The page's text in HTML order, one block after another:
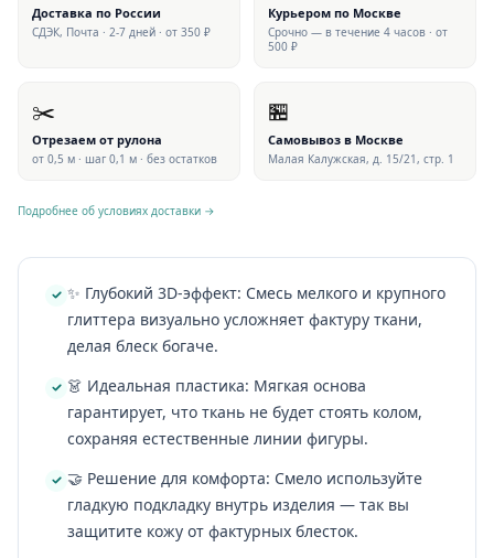
Доставка по России
СДЭК, Почта · 2-7 дней · от 350 ₽
Курьером по Москве
Срочно — в течение 4 часов · от
500 ₽
✂️
Отрезаем от рулона
от 0,5 м · шаг 0,1 м · без остатков
🏪
Самовывоз в Москве
Малая Калужская, д. 15/21, стр. 1
Подробнее об условиях доставки →
✨ Глубокий 3D-эффект: Смесь мелкого и крупного
глиттера визуально усложняет фактуру ткани,
делая блеск богаче.
👗 Идеальная пластика: Мягкая основа
гарантирует, что ткань не будет стоять колом,
сохраняя естественные линии фигуры.
🤝 Решение для комфорта: Смело используйте
гладкую подкладку внутрь изделия — так вы
защитите кожу от фактурных блесток.